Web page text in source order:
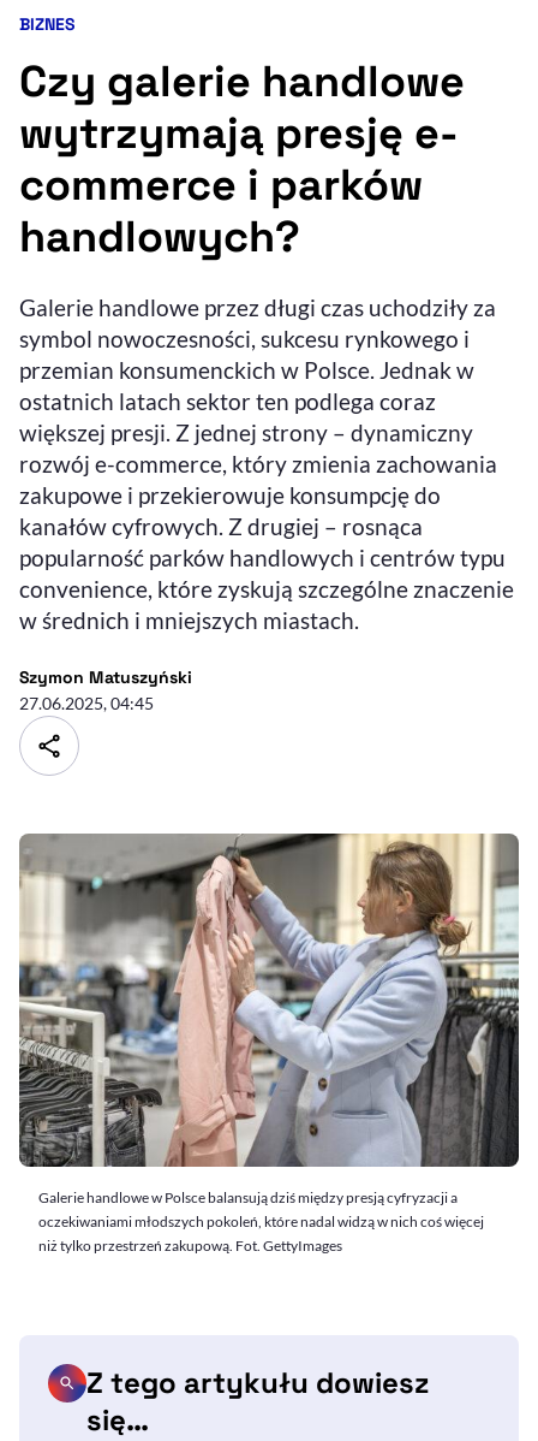
Ułatwienia dostępności wspierają:
Sprawdź, jak i dlaczego zwiększamy dostępność , otwiera się w nowym
Deklaracja dostępności, otwiera się w nowym oknie
Zgłoś problem
, otwiera się w
Kategoria artykułu:
BIZNES
Czy galerie handlowe
wytrzymają presję e-
commerce i parków
handlowych?
Galerie handlowe przez długi czas uchodziły za
symbol nowoczesności, sukcesu rynkowego i
przemian konsumenckich w Polsce. Jednak w
ostatnich latach sektor ten podlega coraz
większej presji. Z jednej strony – dynamiczny
rozwój e-commerce, który zmienia zachowania
zakupowe i przekierowuje konsumpcję do
kanałów cyfrowych. Z drugiej – rosnąca
popularność parków handlowych i centrów typu
convenience, które zyskują szczególne znaczenie
w średnich i mniejszych miastach.
Szymon Matuszyński
27.06.2025, 04:45
Galerie handlowe w Polsce balansują dziś między presją cyfryzacji a
oczekiwaniami młodszych pokoleń, które nadal widzą w nich coś więcej
niż tylko przestrzeń zakupową. Fot. GettyImages
Z tego artykułu dowiesz
się…